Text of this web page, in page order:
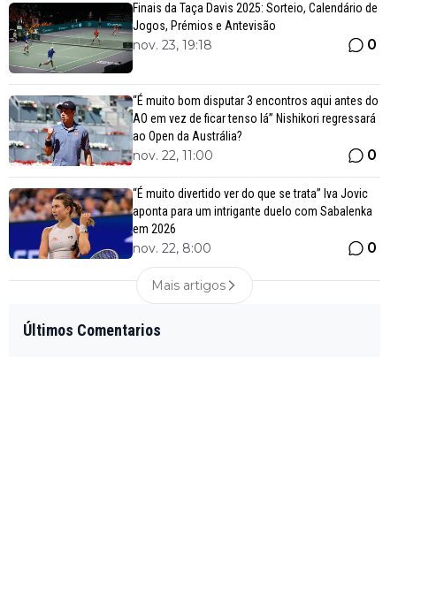
Finais da Taça Davis 2025: Sorteio, Calendário de
Jogos, Prémios e Antevisão
nov. 23, 19:18 0
“É muito bom disputar 3 encontros aqui antes do
AO em vez de ficar tenso lá” Nishikori regressará
ao Open da Austrália?
nov. 22, 11:00 0
“É muito divertido ver do que se trata” Iva Jovic
aponta para um intrigante duelo com Sabalenka
em 2026
nov. 22, 8:00 0
Mais artigos
Últimos Comentarios